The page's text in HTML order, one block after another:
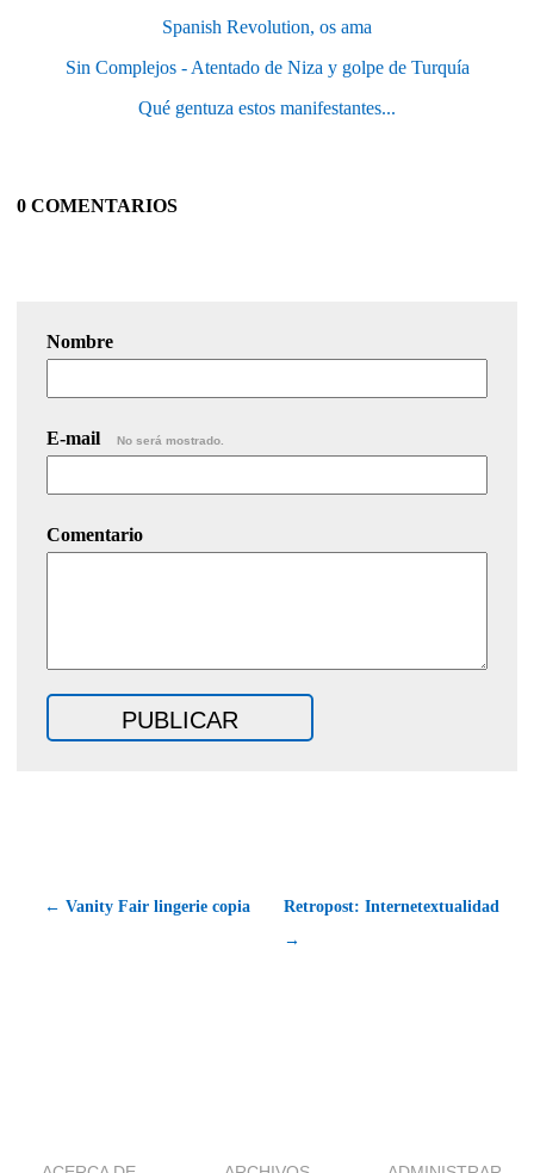
Spanish Revolution, os ama
Sin Complejos - Atentado de Niza y golpe de Turquía
Qué gentuza estos manifestantes...
0 COMENTARIOS
Nombre
E-mail No será mostrado.
Comentario
← Vanity Fair lingerie copia
Retropost: Internetextualidad
→